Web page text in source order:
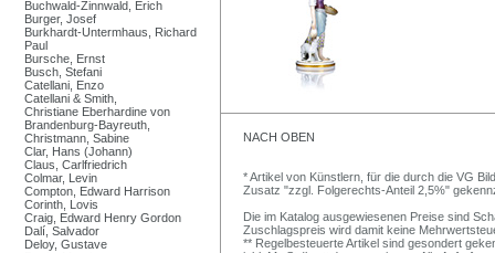
Buchwald-Zinnwald, Erich
Burger, Josef
Burkhardt-Untermhaus, Richard
Paul
Bursche, Ernst
Busch, Stefani
Catellani, Enzo
Catellani & Smith,
Christiane Eberhardine von
Brandenburg-Bayreuth,
Christmann, Sabine
Clar, Hans (Johann)
Claus, Carlfriedrich
Colmar, Levin
Compton, Edward Harrison
Corinth, Lovis
Craig, Edward Henry Gordon
Dalí, Salvador
Deloy, Gustave
NACH OBEN
* Artikel von Künstlern, für die durch die VG
Zusatz "zzgl. Folgerechts-Anteil 2,5%"
Die im Katalog ausgewiesenen Preise sind
Zuschlagspreis wird damit keine
** Regelbesteuerte Artikel sind gesondert